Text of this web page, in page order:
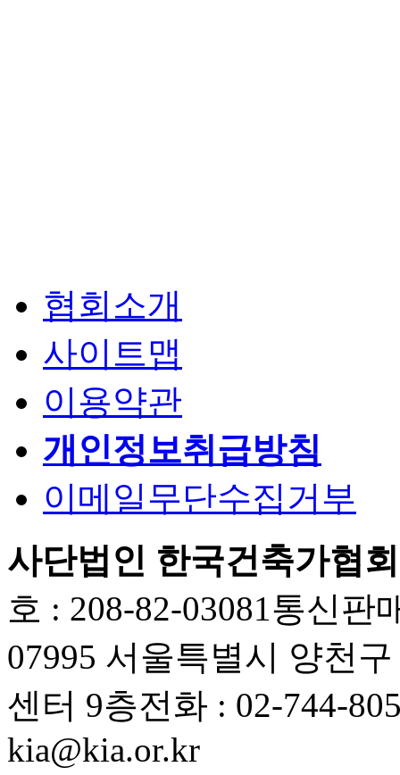
협회소개
사이트맵
이용약관
개인정보취급방침
이메일무단수집거부
사단법인 한국건축가협회
호 : 208-82-03081통신판
07995 서울특별시 양천
센터 9층전화 : 02-744-
kia@kia.or.kr